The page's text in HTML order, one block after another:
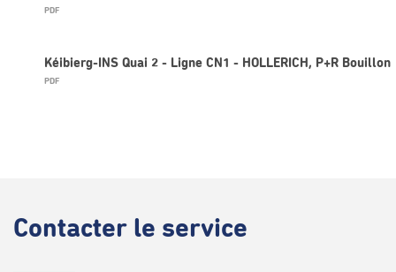
PDF
Kéibierg-INS Quai 2 - Ligne CN1 - HOLLERICH, P+R Bouillon
PDF
Contacter le service